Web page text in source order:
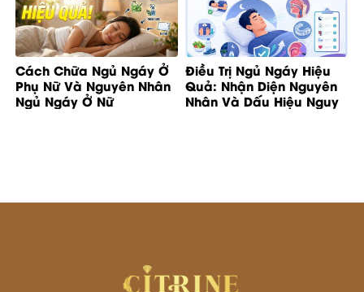
Cách Chữa Ngủ Ngáy Ở
Phụ Nữ Và Nguyên Nhân
Ngủ Ngáy Ở Nữ
Điều Trị Ngủ Ngáy Hiệu
Quả: Nhận Diện Nguyên
Nhân Và Dấu Hiệu Nguy